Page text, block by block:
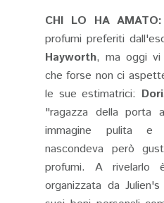
CHI LO HA AMATO:
profumi preferiti
Hayworth, ma oggi vi
che forse non ci
le sue estimatrici:
"ragazza della porta
immagine pulita e
nascondeva però
profumi. A rivelarlo
organizzata da